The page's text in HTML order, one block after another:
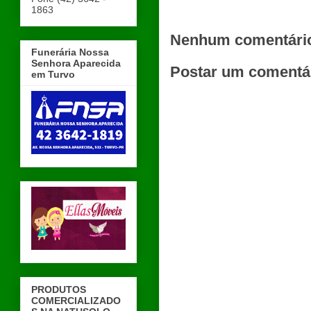
Nenhum
Postar um
1863
Funerária Nossa
Senhora Aparecida
em Turvo
PRODUTOS
COMERCIALIZADO